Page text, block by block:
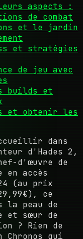
aspects :
de combat
et le jardin
et stratégies
de jeu avec
builds et
et obtenir les
dans
d'Hades 2,
d'œuvre de
en accès
(au prix
ce
la peau de
et sœur de
? Rien de
qui